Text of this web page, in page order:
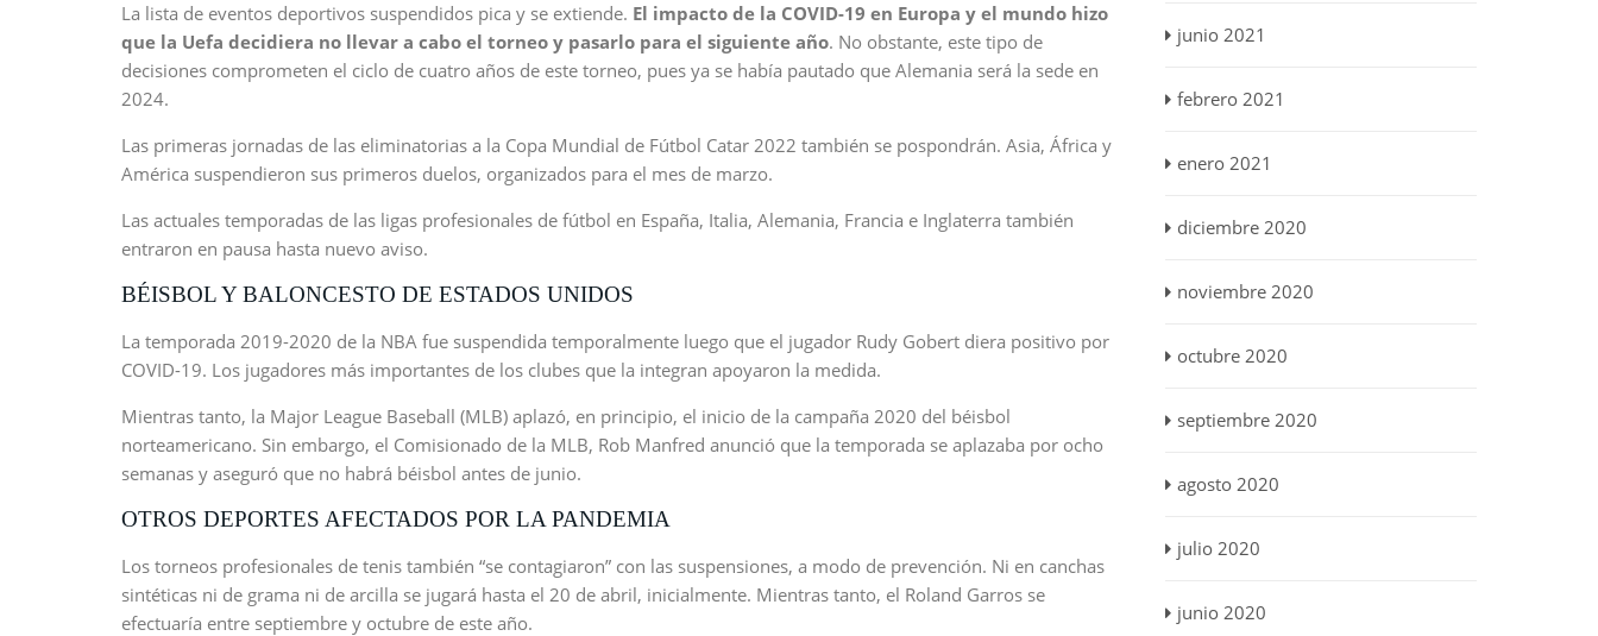
La lista de eventos deportivos suspendidos pica y se extiende. El impacto de la COVID-19 en Europa y el mundo hizo
que la Uefa decidiera no llevar a cabo el torneo y pasarlo para el siguiente año. No obstante, este tipo de
decisiones comprometen el ciclo de cuatro años de este torneo, pues ya se había pautado que Alemania será la sede en
2024.
Las primeras jornadas de las eliminatorias a la Copa Mundial de Fútbol Catar 2022 también se pospondrán. Asia, África y
América suspendieron sus primeros duelos, organizados para el mes de marzo.
Las actuales temporadas de las ligas profesionales de fútbol en España, Italia, Alemania, Francia e Inglaterra también
entraron en pausa hasta nuevo aviso.
BÉISBOL Y BALONCESTO DE ESTADOS UNIDOS
La temporada 2019-2020 de la NBA fue suspendida temporalmente luego que el jugador Rudy Gobert diera positivo por
COVID-19. Los jugadores más importantes de los clubes que la integran apoyaron la medida.
Mientras tanto, la Major League Baseball (MLB) aplazó, en principio, el inicio de la campaña 2020 del béisbol
norteamericano. Sin embargo, el Comisionado de la MLB, Rob Manfred anunció que la temporada se aplazaba por ocho
semanas y aseguró que no habrá béisbol antes de junio.
OTROS DEPORTES AFECTADOS POR LA PANDEMIA
Los torneos profesionales de tenis también “se contagiaron” con las suspensiones, a modo de prevención. Ni en canchas
sintéticas ni de grama ni de arcilla se jugará hasta el 20 de abril, inicialmente. Mientras tanto, el Roland Garros se
efectuaría entre septiembre y octubre de este año.
junio 2021
febrero 2021
enero 2021
diciembre 2020
noviembre 2020
octubre 2020
septiembre 2020
agosto 2020
julio 2020
junio 2020